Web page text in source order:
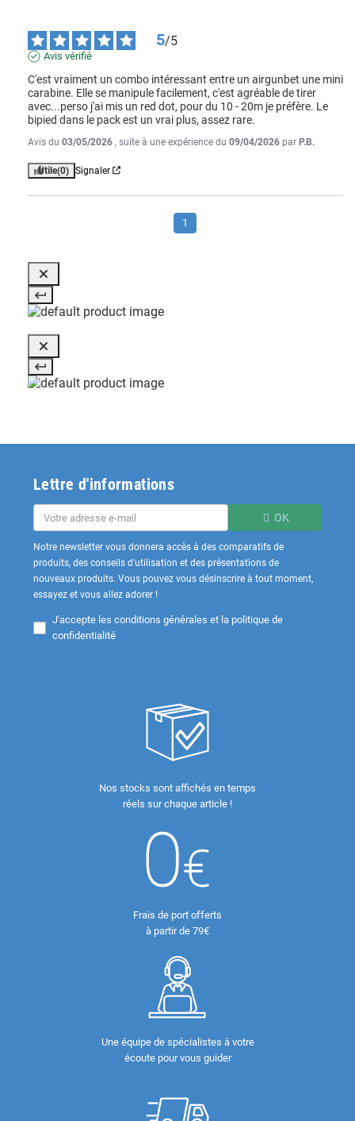
5/5
Avis vérifié
C'est vraiment un combo intéressant entre un airgunbet une mini
carabine. Elle se manipule facilement, c'est agréable de tirer
avec...perso j'ai mis un red dot, pour du 10 - 20m je préfère. Le
bipied dans le pack est un vrai plus, assez rare.
Avis du 03/05/2026 , suite à une expérience du 09/04/2026 par P.B.
Utile(0) Signaler
1
Lettre d'informations
OK
Notre newsletter vous donnera accès à des comparatifs de
produits, des conseils d'utilisation et des présentations de
nouveaux produits. Vous pouvez vous désinscrire à tout moment,
essayez et vous allez adorer !
J'accepte les conditions générales et la politique de
confidentialité
Nos stocks sont affichés en temps
réels sur chaque article !
Frais de port offerts
à partir de 79€
Une équipe de spécialistes à votre
écoute pour vous guider